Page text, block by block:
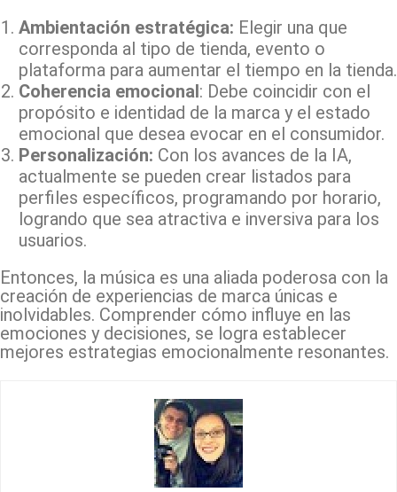
Ambientación estratégica: Elegir una que
corresponda al tipo de tienda, evento o
plataforma para aumentar el tiempo en la tienda.
Coherencia emocional: Debe coincidir con el
propósito e identidad de la marca y el estado
emocional que desea evocar en el consumidor.
Personalización: Con los avances de la IA,
actualmente se pueden crear listados para
perfiles específicos, programando por horario,
logrando que sea atractiva e inversiva para los
usuarios.
Entonces, la música es una aliada poderosa con la
creación de experiencias de marca únicas e
inolvidables. Comprender cómo influye en las
emociones y decisiones, se logra establecer
mejores estrategias emocionalmente resonantes.